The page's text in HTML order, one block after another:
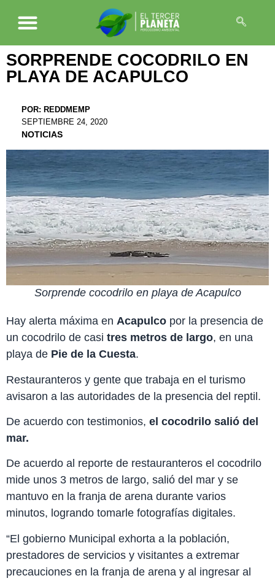
SORPRENDE COCODRILO EN
PLAYA DE ACAPULCO
POR: REDDMEMP
SEPTIEMBRE 24, 2020
NOTICIAS
Sorprende cocodrilo en playa de Acapulco
Hay alerta máxima en Acapulco por la presencia de
un cocodrilo de casi tres metros de largo, en una
playa de Pie de la Cuesta.
Restauranteros y gente que trabaja en el turismo
avisaron a las autoridades de la presencia del reptil.
De acuerdo con testimonios, el cocodrilo salió del
mar.
De acuerdo al reporte de restauranteros el cocodrilo
mide unos 3 metros de largo, salió del mar y se
mantuvo en la franja de arena durante varios
minutos, logrando tomarle fotografías digitales.
“El gobierno Municipal exhorta a la población,
prestadores de servicios y visitantes a extremar
precauciones en la franja de arena y al ingresar al